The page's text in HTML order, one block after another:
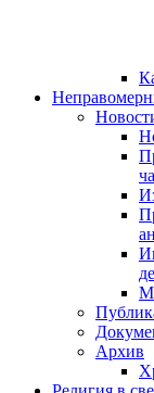
Архив